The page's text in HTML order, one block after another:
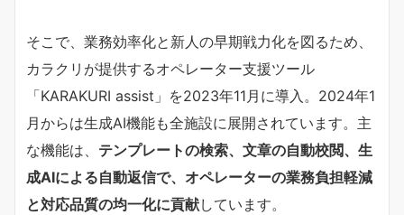
そこで、業務効率化と新人の早期戦力化を図るため、
カラクリが提供するオペレーター支援ツール
「KARAKURI assist」を2023年11月に導入。2024年1
月からは生成AI機能も全施設に展開されています。主
な機能は、 テンプレートの検索、文章の自動校閲、生
成AIによる自動返信で、オペレーターの業務負担軽減
と対応品質の均一化に貢献しています。